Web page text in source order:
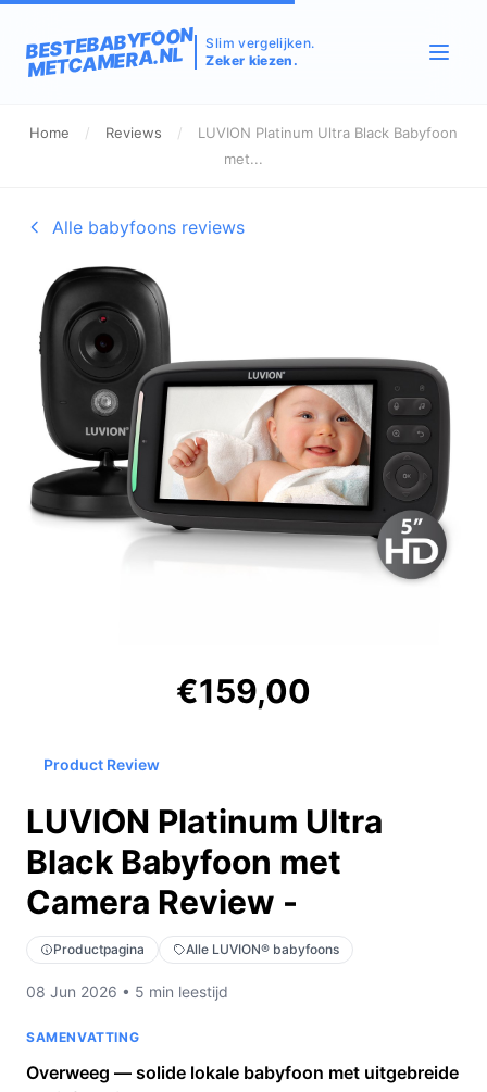
BESTEBABYFOON
METCAMERA.NL
Slim vergelijken.
Zeker kiezen.
Home / Reviews /
LUVION Platinum Ultra Black Babyfoon
met...
Alle babyfoons reviews
€159,00
Product Review
LUVION Platinum Ultra
Black Babyfoon met
Camera Review -
Productpagina Alle LUVION® babyfoons
08 Jun 2026 • 5 min leestijd
SAMENVATTING
Overweeg — solide lokale babyfoon met uitgebreide